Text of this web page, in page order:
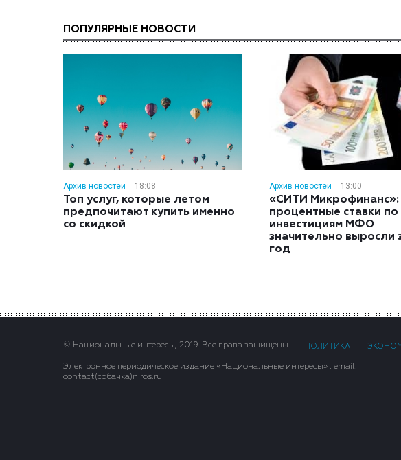
ПОПУЛЯРНЫЕ НОВОСТИ
Архив новостей 18:08
Топ услуг, которые летом
предпочитают купить именно
со скидкой
Архив новостей 13:00
«СИТИ Микрофинанс»:
процентные ставки по
инвестициям МФО
значительно выросли
год
© Национальные интересы, 2019. Все права защищены. ПОЛИТИКА
Электронное периодическое издание «Национальные интересы» . email:
contact(сoбaчка)niros.ru